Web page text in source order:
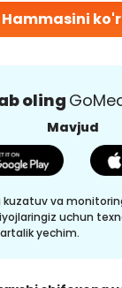
Hammasini
oling
Mavjud
kuzatuv va
uchun
yechim.